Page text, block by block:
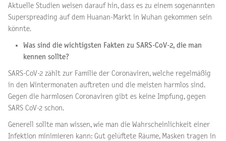
Aktuelle Studien weisen darauf hin, dass es zu einem sogenannten
Superspreading auf dem Huanan-Markt in Wuhan gekommen sein
könnte.
Was sind die wichtigsten Fakten zu SARS-CoV-2, die man
kennen sollte?
SARS-CoV-2 zählt zur Familie der Coronaviren, welche regelmäßig
in den Wintermonaten auftreten und die meisten harmlos sind.
Gegen die harmlosen Coronaviren gibt es keine Impfung, gegen
SARS CoV-2 schon.
Generell sollte man wissen, wie man die Wahrscheinlichkeit einer
Infektion minimieren kann: Gut gelüftete Räume, Masken tragen in